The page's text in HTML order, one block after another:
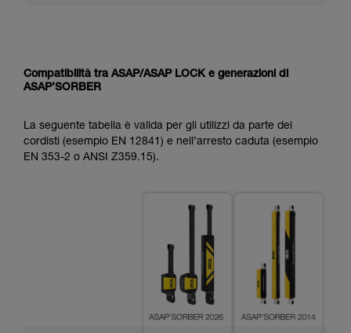
Compatibilità tra ASAP/ASAP LOCK e generazioni di
ASAP’SORBER
La seguente tabella è valida per gli utilizzi da parte dei
cordisti (esempio EN 12841) e nell’arresto caduta (esempio
EN 353-2 o ANSI Z359.15).